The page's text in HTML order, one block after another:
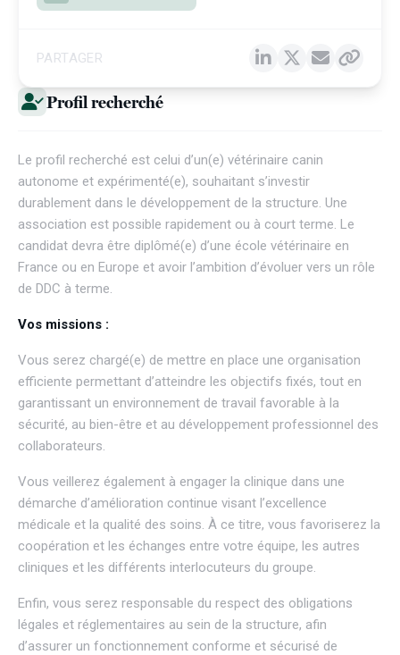
Profil recherché
Le profil recherché est celui d’un(e) vétérinaire canin
autonome et expérimenté(e), souhaitant s’investir
durablement dans le développement de la structure. Une
association est possible rapidement ou à court terme. Le
candidat devra être diplômé(e) d’une école vétérinaire en
France ou en Europe et avoir l’ambition d’évoluer vers un rôle
de DDC à terme.
Vos missions :
Vous serez chargé(e) de mettre en place une organisation
efficiente permettant d’atteindre les objectifs fixés, tout en
garantissant un environnement de travail favorable à la
sécurité, au bien-être et au développement professionnel des
collaborateurs.
Vous veillerez également à engager la clinique dans une
démarche d’amélioration continue visant l’excellence
médicale et la qualité des soins. À ce titre, vous favoriserez la
coopération et les échanges entre votre équipe, les autres
cliniques et les différents interlocuteurs du groupe.
Enfin, vous serez responsable du respect des obligations
légales et réglementaires au sein de la structure, afin
d’assurer un fonctionnement conforme et sécurisé de
PARTAGER